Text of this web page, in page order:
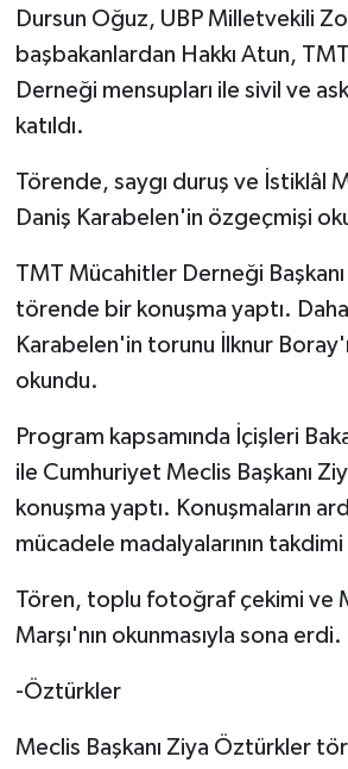
Dursun Oğuz, UBP Milletvekili
başbakanlardan Hakkı Atun,
Derneği mensupları ile sivil ve
katıldı.
Törende, saygı duruş ve İstiklâl
Daniş Karabelen'in özgeçmişi
TMT Mücahitler Derneği
törende bir konuşma yaptı.
Karabelen'in torunu İlknur
okundu.
Program kapsamında İçişleri
ile Cumhuriyet Meclis Başkanı
konuşma yaptı. Konuşmaların
mücadele madalyalarının
Tören, toplu fotoğraf çekimi ve
Marşı'nın okunmasıyla sona erdi.
-Öztürkler
Meclis Başkanı Ziya Öztürkler